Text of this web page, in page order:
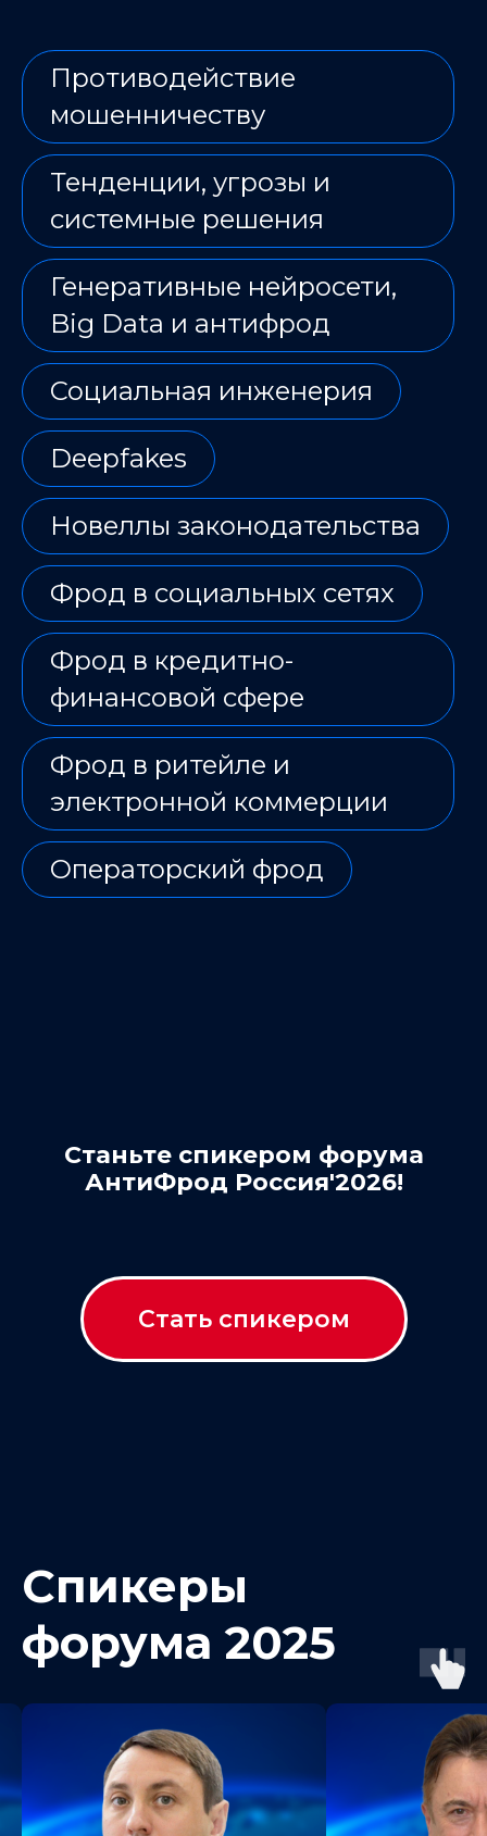
Противодействие
мошенничеству
Тенденции, угрозы и
системные решения
Генеративные нейросети,
Big Data и антифрод
Социальная инженерия
Deepfakes
Новеллы законодательства
Фрод в социальных сетях
Фрод в кредитно-
финансовой сфере
Фрод в ритейле и
электронной коммерции
Операторский фрод
Станьте спикером форума
АнтиФрод Россия'2026!
Стать спикером
Спикеры
форума 2025